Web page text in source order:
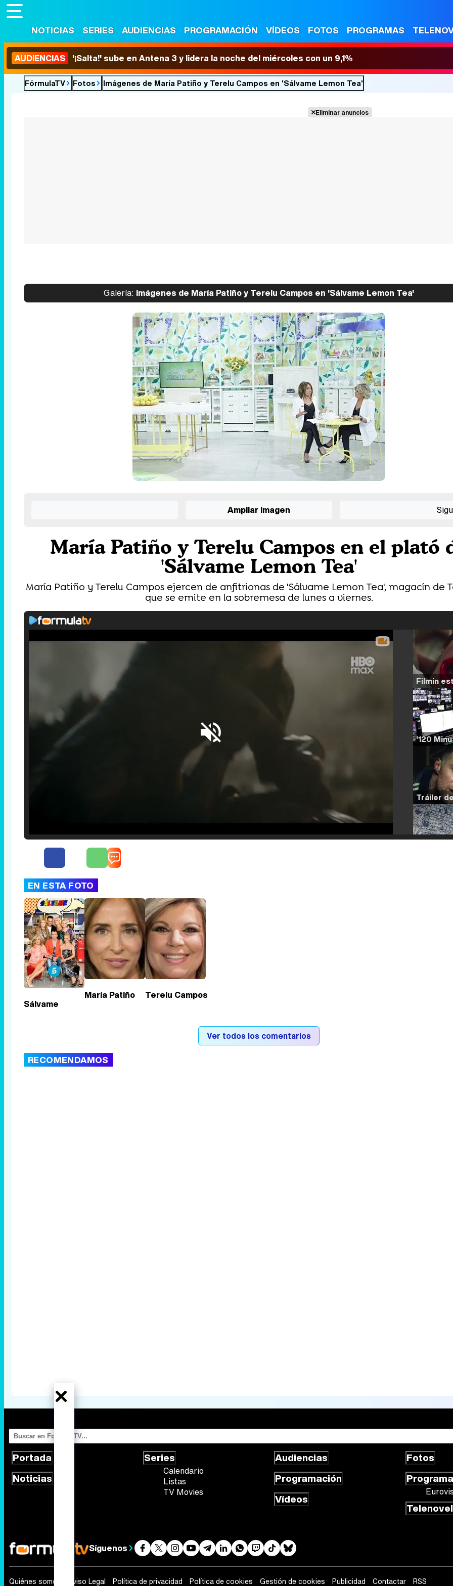
NOTICIAS SERIES AUDIENCIAS PROGRAMACIÓN VÍDEOS FOTOS PROGRAMAS
AUDIENCIAS '¡Salta!' sube en Antena 3 y lidera la noche del miércoles con un 9,1%
FórmulaTV Fotos Imágenes de María Patiño y Terelu Campos en 'Sálvame Lemon Tea'
Eliminar anuncios
Galería: Imágenes de María Patiño y Terelu Campos en 'Sálvame Lemon Tea'
Ampliar imagen
María Patiño y Terelu Campos en el plató
'Sálvame Lemon Tea'
María Patiño y Terelu Campos ejercen de anfitrionas de 'Sálvame Lemon Tea', magacín de
que se emite en la sobremesa de lunes a viernes.
EN ESTA FOTO
Sálvame
María Patiño Terelu Campos
Ver todos los comentarios
RECOMENDAMOS
Portada
Noticias
Series
Calendario
Listas
TV Movies
Audiencias
Programación
Vídeos
Fotos
Síguenos
Quiénes somos Aviso Legal Política de privacidad Política de cookies Gestión de cookies Publicidad Contactar RSS